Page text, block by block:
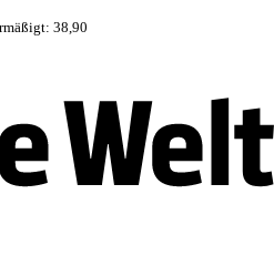
38,90